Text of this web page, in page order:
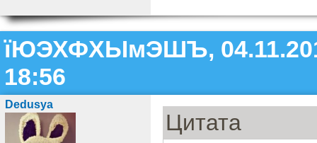
їЮЭХФХЫмЭШЪ,
18:56
Dedusya
Цитата